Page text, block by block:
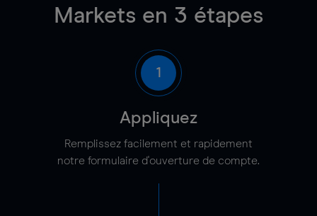
Markets en 3 étapes
1
Appliquez
Remplissez facilement et rapidement
notre formulaire d'ouverture de compte.